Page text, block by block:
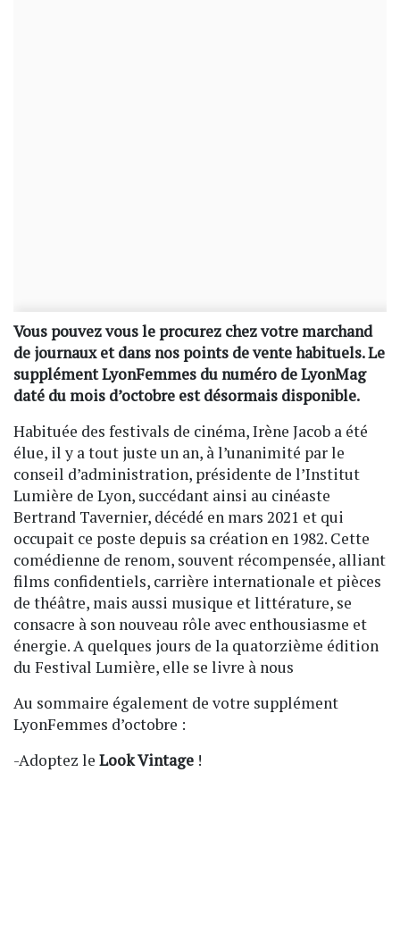
Vous pouvez vous le procurez chez votre marchand
de journaux et dans nos points de vente habituels. Le
supplément LyonFemmes du numéro de LyonMag
daté du mois d’octobre est désormais disponible.
Habituée des festivals de cinéma, Irène Jacob a été
élue, il y a tout juste un an, à l’unanimité par le
conseil d’administration, présidente de l’Institut
Lumière de Lyon, succédant ainsi au cinéaste
Bertrand Tavernier, décédé en mars 2021 et qui
occupait ce poste depuis sa création en 1982. Cette
comédienne de renom, souvent récompensée, alliant
films confidentiels, carrière internationale et pièces
de théâtre, mais aussi musique et littérature, se
consacre à son nouveau rôle avec enthousiasme et
énergie. A quelques jours de la quatorzième édition
du Festival Lumière, elle se livre à nous
Au sommaire également de votre supplément
LyonFemmes d’octobre :
-Adoptez le Look Vintage !